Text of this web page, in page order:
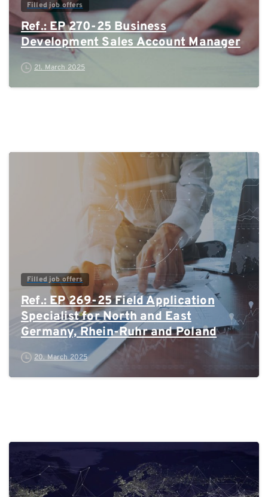
Filled job offers
Ref.: EP 270-25 Business
Development Sales Account Manager
21. March 2025
0
Filled job offers
Ref.: EP 269-25 Field Application
Specialist for North and East
Germany, Rhein-Ruhr and Poland
20. March 2025